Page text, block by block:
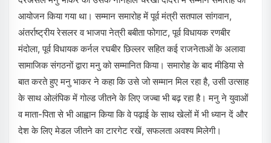
आयोजन किया गया था। सम्मान समारोह में पूर्व मंत्री सतपाल सांगवान,
अंतर्राष्ट्रीय रेसलर व भाजपा नेत्री बबीता फोगाट, पूर्व विधायक रणबीर
मंदोला, पूर्व विधायक कर्नल रघबीर छिल्लर सहित कई राजनेताओं के अलावा
सामाजिक संगठनों द्वारा मनु को सम्मानित किया। समारोह के बाद मीडिया से
बात करते हुए मनु भाकर ने कहा कि उसे जो सम्मान मिल रहा है, उसी उत्साह
के साथ ओलंपिक में गोल्ड जीतने के लिए जज्बा भी बढ़ रहा है। मनु ने युवाओं
व माता-पिता से भी आह्वान किया कि वे पढ़ाई के साथ खेलों में भी ध्यान दें और
देश के लिए मेडल जीतने का टारगेट रखें, सफलता अवश्य मिलेगी।